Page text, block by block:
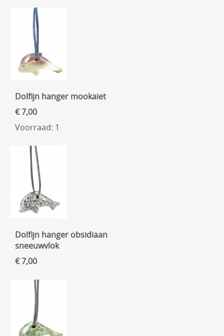
Dolfijn hanger mookaiet
€ 7,00
Voorraad: 1
Dolfijn hanger obsidiaan
sneeuwvlok
€ 7,00